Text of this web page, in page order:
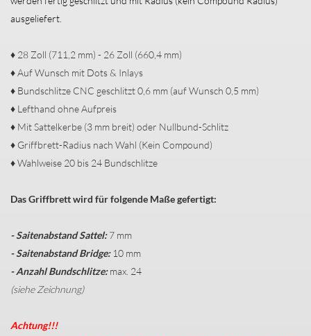
ausgeliefert.
♦ 28 Zoll (711,2 mm) - 26 Zoll (660,4 mm)
♦ Auf Wunsch mit Dots & Inlays
♦ Bundschlitze CNC geschlitzt 0,6 mm (auf Wunsch 0,5 mm)
♦ Lefthand ohne Aufpreis
♦ Mit Sattelkerbe (3 mm breit) oder Nullbund-Schlitz
♦ Griffbrett-Radius nach Wahl (Kein Compound)
♦ Wahlweise 20 bis 24 Bundschlitze
Das Griffbrett wird für folgende Maße gefertigt:
- Saitenabstand Sattel:7 mm
- Saitenabstand Bridge: 10 mm
- Anzahl Bundschlitze:max. 24
(siehe Zeichnung)
Achtung!!!